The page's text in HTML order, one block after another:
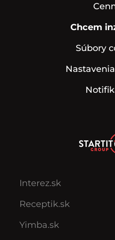
Chcem
Súbory
Interez.sk
Receptik.sk
Yimba.sk